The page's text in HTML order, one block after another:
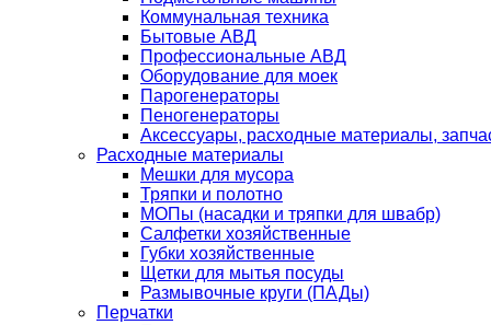
Коммунальная техника
Бытовые АВД
Профессиональные АВД
Оборудование для моек
Парогенераторы
Пеногенераторы
Аксессуары, расходные материалы,
Расходные материалы
Мешки для мусора
Тряпки и полотно
МОПы (насадки и тряпки для швабр)
Салфетки хозяйственные
Губки хозяйственные
Щетки для мытья посуды
Размывочные круги (ПАДы)
Перчатки